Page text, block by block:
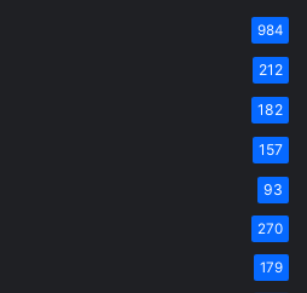
984
212
182
157
93
270
179